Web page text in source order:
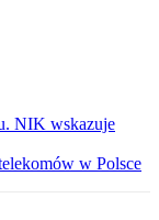
NIK wskazuje
w Polsce